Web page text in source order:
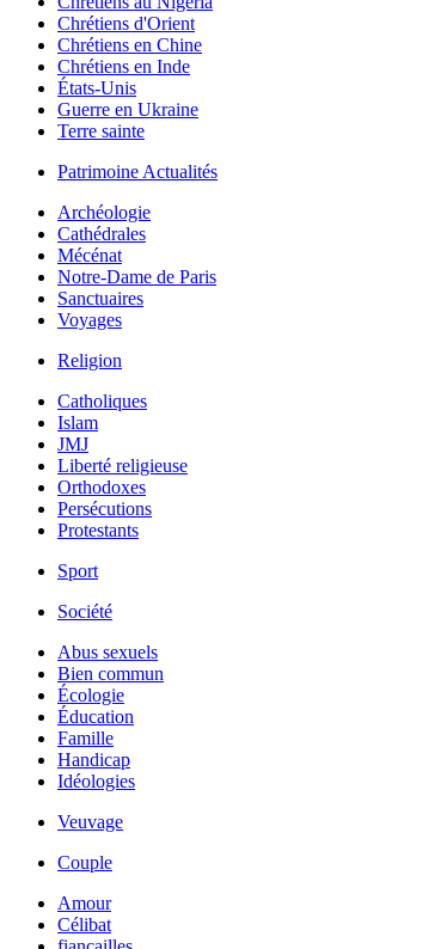
Chrétiens d'Orient
Chrétiens en Chine
Chrétiens en Inde
États-Unis
Guerre en Ukraine
Terre sainte
Patrimoine Actualités
Archéologie
Cathédrales
Mécénat
Notre-Dame de Paris
Sanctuaires
Voyages
Religion
Catholiques
Islam
JMJ
Liberté religieuse
Orthodoxes
Persécutions
Protestants
Sport
Société
Abus sexuels
Bien commun
Écologie
Éducation
Famille
Handicap
Idéologies
Veuvage
Couple
Amour
Célibat